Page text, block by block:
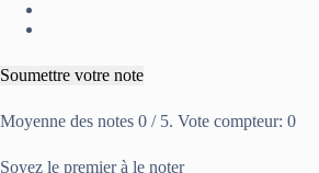
Soumettre votre note
Moyenne des notes 0 / 5. Vote compteur: 0
Soyez le premier à le noter